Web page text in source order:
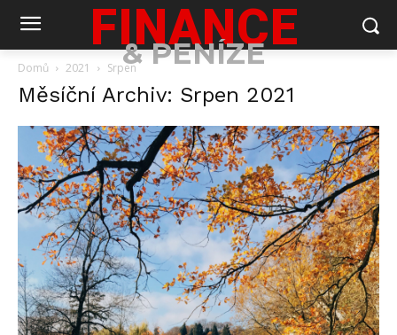
FINANCE
& PENÍZE
Domů 2021 Srpen
Měsíční Archiv: Srpen 2021